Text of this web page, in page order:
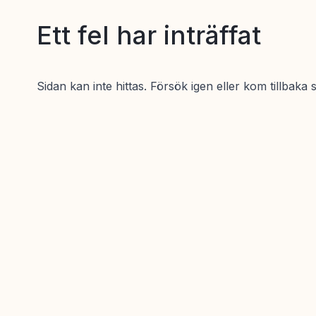
Ett fel har inträffat
Sidan kan inte hittas. Försök igen eller kom tillbaka